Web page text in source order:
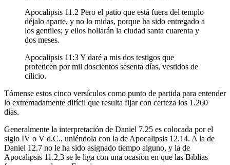
Apocalipsis 11.2 Pero el patio que está fuera del templo
déjalo aparte, y no lo midas, porque ha sido entregado a
los gentiles; y ellos hollarán la ciudad santa cuarenta y
dos meses.
Apocalipsis 11:3 Y daré a mis dos testigos que
profeticen por mil doscientos sesenta días, vestidos de
cilicio.
Tómense estos cinco versículos como punto de partida para entender
lo extremadamente difícil que resulta fijar con certeza los 1.260
días.
Generalmente la interpretación de Daniel 7.25 es colocada por el
siglo IV o V d.C., uniéndola con la de Apocalipsis 12.14. A la de
Daniel 12.7 no le ha sido asignado tiempo alguno, y la de
Apocalipsis 11.2,3 se le liga con una ocasión en que las Biblias